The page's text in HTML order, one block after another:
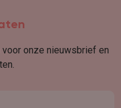
voor onze nieuwsbrief en